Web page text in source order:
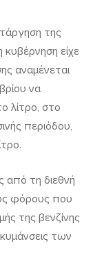
της
είχε
αναμένεται
να
λίτρο, στο
περιόδου,
τη διεθνή
φόρους που
της βενζίνης
των